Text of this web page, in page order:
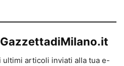
articoli inviati alla tua e-